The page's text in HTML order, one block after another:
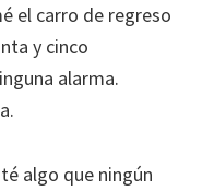
el carro de regreso
y cinco
alarma.
algo que ningún